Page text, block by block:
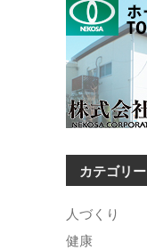
カテゴリー
人づくり
健康